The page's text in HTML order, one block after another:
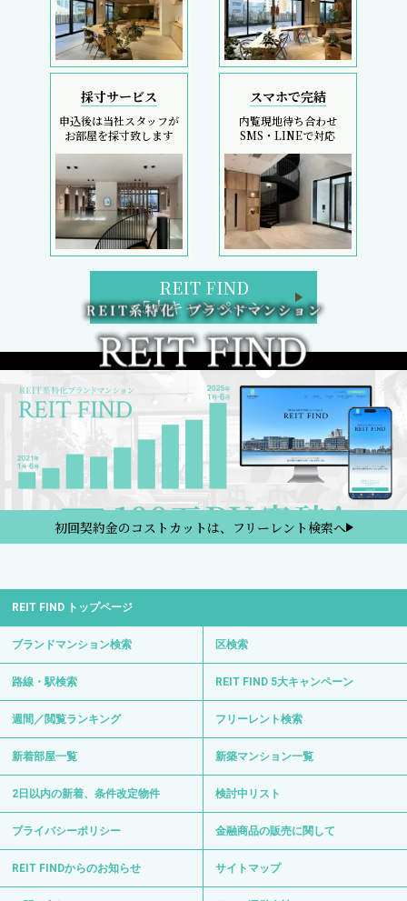
採寸サービス
申込後は当社スタッフが
お部屋を採寸致します
スマホで完結
内覧現地待ち合わせ
SMS・LINEで対応
REIT FIND
5大キャンペーン
初回契約金のコストカットは、フリーレント検索へ
REIT FIND トップページ
ブランドマンション検索 区検索
路線・駅検索 REIT FIND 5大キャンペーン
週間／閲覧ランキング フリーレント検索
新着部屋一覧 新築マンション一覧
2日以内の新着、条件改定物件 検討中リスト
プライバシーポリシー 金融商品の販売に関して
REIT FINDからのお知らせ サイトマップ